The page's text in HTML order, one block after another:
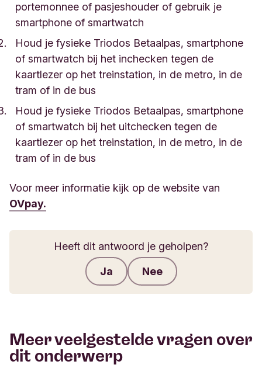
portemonnee of pasjeshouder of gebruik je
smartphone of smartwatch
Houd je fysieke Triodos Betaalpas, smartphone
of smartwatch bij het inchecken tegen de
kaartlezer op het treinstation, in de metro, in de
tram of in de bus
Houd je fysieke Triodos Betaalpas, smartphone
of smartwatch bij het uitchecken tegen de
kaartlezer op het treinstation, in de metro, in de
tram of in de bus
Voor meer informatie kijk op de website van
OVpay.
Heeft dit antwoord je geholpen?
Ja Nee
Meer veelgestelde vragen over
dit onderwerp